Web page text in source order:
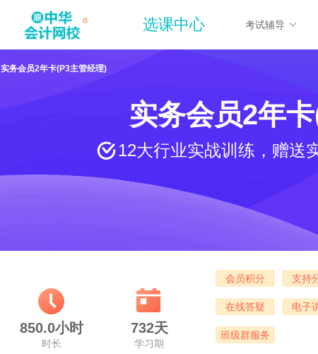
选课中心 考试辅导
实务会员2年卡(P3主管经理)
实务会员2年
12大行业实战训练，赠送
850.0小时
时长
732天
学习期
会员积分 支持
在线答疑 电子
班级群服务